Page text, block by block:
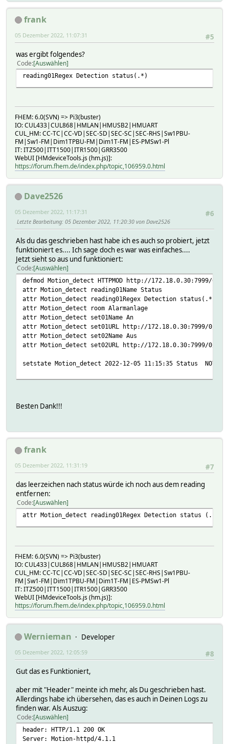
frank
#5
05 Dezember 2022, 11:07:31
was ergibt folgendes?
Code Auswählen
reading01Regex Detection status(.*)
FHEM: 6.0(SVN) => Pi3(buster)
IO: CUL433|CUL868|HMLAN|HMUSB2|HMUART
CUL_HM: CC-TC|CC-VD|SEC-SD|SEC-SC|SEC-RHS|Sw1PBU-
FM|Sw1-FM|Dim1TPBU-FM|Dim1T-FM|ES-PMSw1-Pl
IT: ITZ500|ITT1500|ITR1500|GRR3500
WebUI [HMdeviceTools.js (hm.js)]:
https://forum.fhem.de/index.php/topic,106959.0.html
Dave2526
#6
05 Dezember 2022, 11:17:31
Letzte Bearbeitung: 05 Dezember 2022, 11:20:30 von Dave2526
Als du das geschrieben hast habe ich es auch so probiert, jetzt
funktioniert es.... Ich sage doch es war was einfaches....
Jetzt sieht so aus und funktioniert:
Code Auswählen
defmod Motion_detect HTTPMOD http://172.18.0.30:7999/0/
attr Motion_detect reading01Name Status
attr Motion_detect reading01Regex Detection status(.*)
attr Motion_detect room Alarmanlage
attr Motion_detect set01Name An
attr Motion_detect set01URL http://172.18.0.30:7999/0/
attr Motion_detect set02Name Aus
attr Motion_detect set02URL http://172.18.0.30:7999/0/
setstate Motion_detect 2022-12-05 11:15:35 Status NOT
Besten Dank!!!
frank
#7
05 Dezember 2022, 11:31:19
das leerzeichen nach status würde ich noch aus dem reading
entfernen:
Code Auswählen
attr Motion_detect reading01Regex Detection status (.*)
FHEM: 6.0(SVN) => Pi3(buster)
IO: CUL433|CUL868|HMLAN|HMUSB2|HMUART
CUL_HM: CC-TC|CC-VD|SEC-SD|SEC-SC|SEC-RHS|Sw1PBU-
FM|Sw1-FM|Dim1TPBU-FM|Dim1T-FM|ES-PMSw1-Pl
IT: ITZ500|ITT1500|ITR1500|GRR3500
WebUI [HMdeviceTools.js (hm.js)]:
https://forum.fhem.de/index.php/topic,106959.0.html
Wernieman
Developer
#8
05 Dezember 2022, 12:05:59
Gut das es Funktioniert,
aber mit "Header" meinte ich mehr, als Du geschrieben hast.
Allerdings habe ich übersehen, das es auch in Deinen Logs zu
finden war. Als Auszug:
Code Auswählen
header: HTTP/1.1 200 OK
Server: Motion-httpd/4.1.1